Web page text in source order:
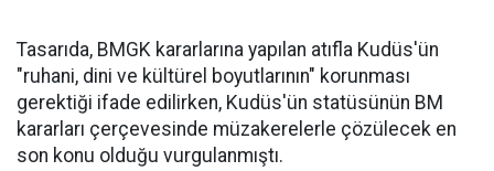
Tasarıda, BMGK kararlarına yapılan atıfla Kudüs'ün
"ruhani, dini ve kültürel boyutlarının" korunması
gerektiği ifade edilirken, Kudüs'ün statüsünün BM
kararları çerçevesinde müzakerelerle çözülecek en
son konu olduğu vurgulanmıştı.